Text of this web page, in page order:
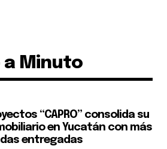
Minuto
“CAPRO” consolida su
en Yucatán con más
entregadas